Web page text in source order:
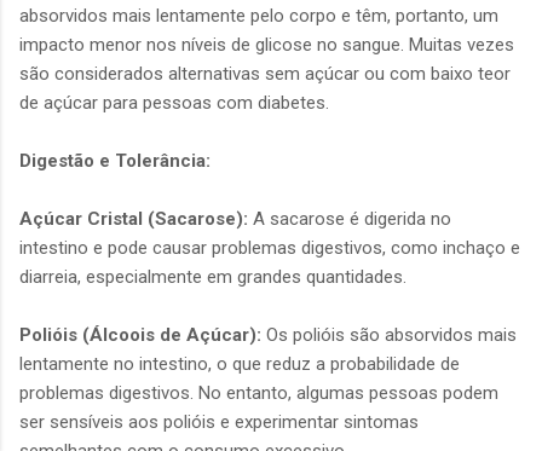
absorvidos mais lentamente pelo corpo e têm, portanto, um
impacto menor nos níveis de glicose no sangue. Muitas vezes
são considerados alternativas sem açúcar ou com baixo teor
de açúcar para pessoas com diabetes.
Digestão e Tolerância:
Açúcar Cristal (Sacarose): A sacarose é digerida no
intestino e pode causar problemas digestivos, como inchaço e
diarreia, especialmente em grandes quantidades.
Polióis (Álcoois de Açúcar): Os polióis são absorvidos mais
lentamente no intestino, o que reduz a probabilidade de
problemas digestivos. No entanto, algumas pessoas podem
ser sensíveis aos polióis e experimentar sintomas